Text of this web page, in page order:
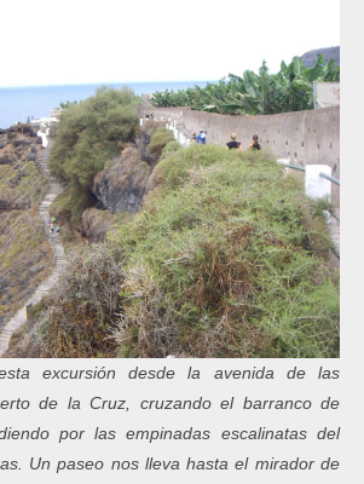
excursión desde la avenida de las
de la Cruz, cruzando el barranco de
por las empinadas escalinatas del
Un paseo nos lleva hasta el mirador de